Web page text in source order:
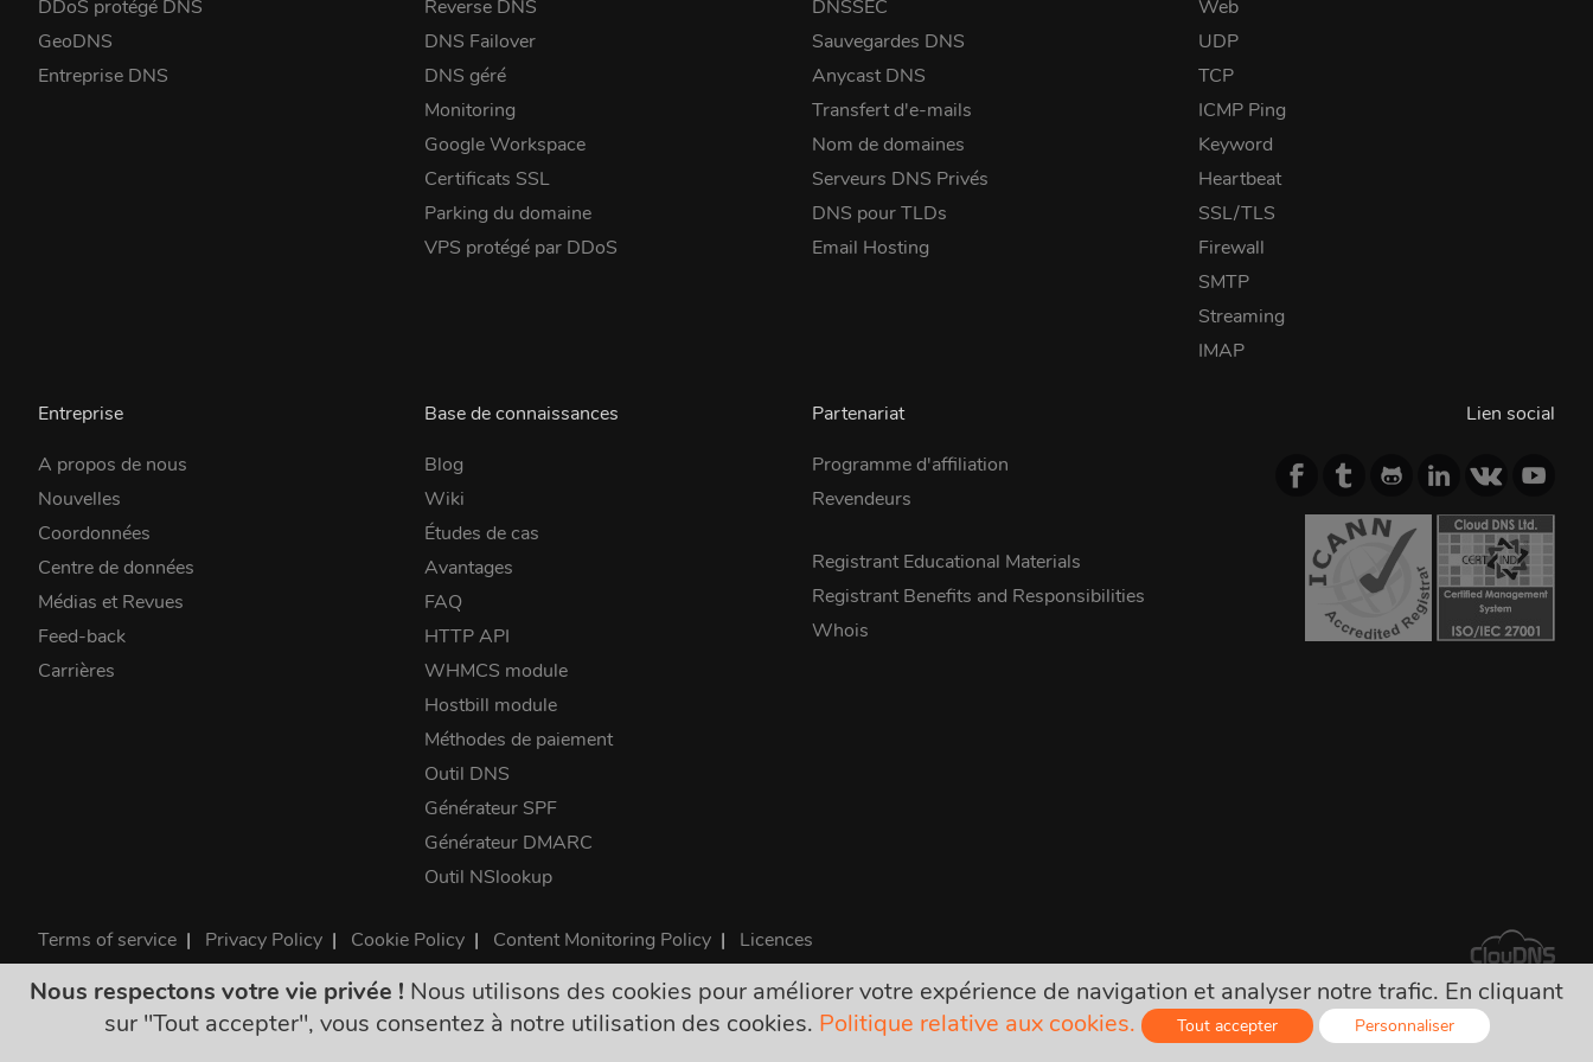
DDoS protégé DNS
GeoDNS
Entreprise DNS
Reverse DNS
DNS Failover
DNS géré
Monitoring
Google Workspace
Certificats SSL
Parking du domaine
VPS protégé par DDoS
DNSSEC
Sauvegardes DNS
Anycast DNS
Transfert d'e-mails
Nom de domaines
Serveurs DNS Privés
DNS pour TLDs
Email Hosting
Web
UDP
TCP
ICMP Ping
Keyword
Heartbeat
SSL/TLS
Firewall
SMTP
Streaming
IMAP
Entreprise
A propos de nous
Nouvelles
Coordonnées
Centre de données
Médias et Revues
Feed-back
Carrières
Base de connaissances
Blog
Wiki
Études de cas
Avantages
FAQ
HTTP API
WHMCS module
Hostbill module
Méthodes de paiement
Outil DNS
Générateur SPF
Générateur DMARC
Outil NSlookup
Partenariat
Programme d'affiliation
Revendeurs
Registrant Educational Materials
Registrant Benefits and Responsibilities
Whois
Lien social
Terms of service | Privacy Policy | Cookie Policy | Content Monitoring Policy | Licences
©2026 ClouDNS
Tous les prix sont définitifs et incluent toutes les taxes requises. Pas d'autres frais cachés !
Nous respectons votre vie privée ! Nous utilisons des cookies pour améliorer votre expérience de navigation et analyser notre trafic. En cliquant
sur "Tout accepter", vous consentez à notre utilisation des cookies. Politique relative aux cookies. Tout accepter Personnaliser